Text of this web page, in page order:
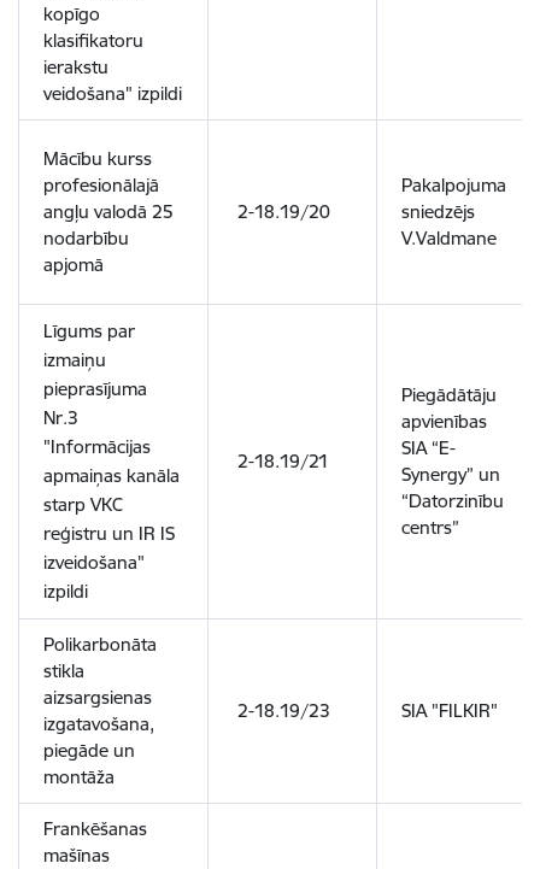
kopīgo
klasifikatoru
ierakstu
veidošana" izpildi
Mācību kurss
profesionālajā
angļu valodā 25
nodarbību
apjomā
2-18.19/20
Pakalpojuma
sniedzējs
V.Valdmane
Līgums par
izmaiņu
pieprasījuma
Nr.3
"Informācijas
apmaiņas kanāla
starp VKC
reģistru un IR IS
izveidošana"
izpildi
2-18.19/21
Piegādātāju
apvienības
SIA “E-
Synergy” un
“Datorzinību
centrs”
Polikarbonāta
stikla
aizsargsienas
izgatavošana,
piegāde un
montāža
2-18.19/23 SIA "FILKIR"
Frankēšanas
mašīnas